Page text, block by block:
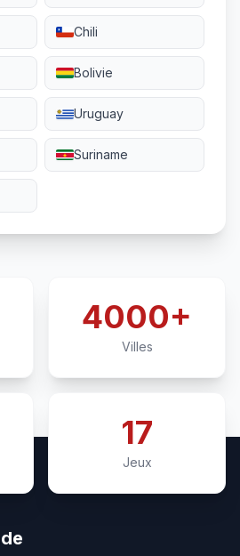
Chili
Bolivie
Uruguay
Suriname
4000+
Villes
17
Jeux